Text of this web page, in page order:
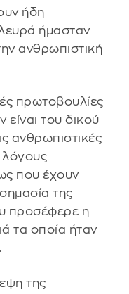
ήδη
ήμασταν
ανθρωπιστική
πρωτοβουλίες
είναι του δικού
ανθρωπιστικές
λόγους
που έχουν
της
προσέφερε η
τα οποία ήταν
της